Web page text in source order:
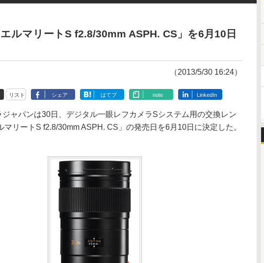
ルマリートS f2.8/30mm ASPH. CS」を6月10日
（2013/5/30 16:24）
リスト シェア はてブ note LinkedIn
ャパンは30日、デジタル一眼レフカメラSシステム用の交換レン
マリートS f2.8/30mm ASPH. CS」の発売日を6月10日に決定した。